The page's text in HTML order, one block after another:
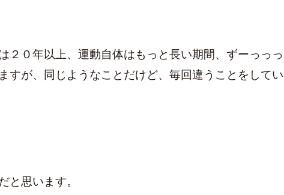
２０年以上、運動自体はもっと長い期間、ずーっっっ
すが、同じようなことだけど、毎回違うことをしてい
と思います。